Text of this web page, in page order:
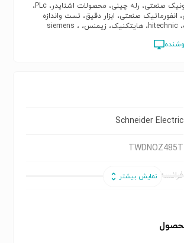
برق صنعتی، الکترونیک صنعتی، رله چینی، محصولات اشنایدر، PLc،
انفورماتیک صنعتی، ابزار دقیق، تست واندازه
گیری، های تکنیک، hitechnic، هایتکنیک، زیمنس، siemens ،
Schneider Electric
TWDNOZ485T
فرانسه
Schneider Electric